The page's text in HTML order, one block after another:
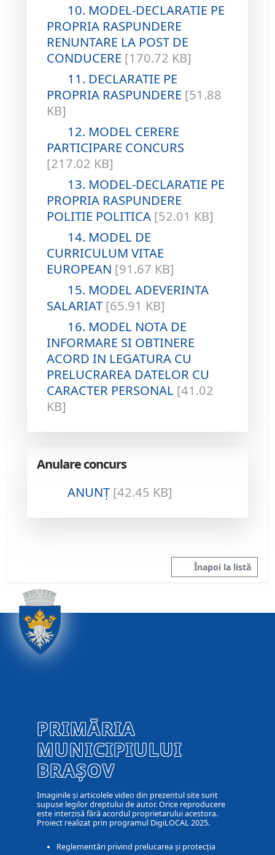
10. MODEL-DECLARATIE PE
PROPRIA RASPUNDERE
RENUNTARE LA POST DE
CONDUCERE [170.72 KB]
11. DECLARATIE PE
PROPRIA RASPUNDERE [51.88
KB]
12. MODEL CERERE
PARTICIPARE CONCURS
[217.02 KB]
13. MODEL-DECLARATIE PE
PROPRIA RASPUNDERE
POLITIE POLITICA [52.01 KB]
14. MODEL DE
CURRICULUM VITAE
EUROPEAN [91.67 KB]
15. MODEL ADEVERINTA
SALARIAT [65.91 KB]
16. MODEL NOTA DE
INFORMARE SI OBTINERE
ACORD IN LEGATURA CU
PRELUCRAREA DATELOR CU
CARACTER PERSONAL [41.02
KB]
Anulare concurs
ANUNŢ [42.45 KB]
Înapoi la listă
PRIMĂRIA
MUNICIPIULUI
BRAȘOV
Imaginile și articolele video din prezentul site sunt
supuse legilor dreptului de autor. Orice reproducere
este interzisă fără acordul proprietarului acestora.
Proiect realizat prin programul DigiLOCAL 2025.
Reglementări privind prelucarea și protecția